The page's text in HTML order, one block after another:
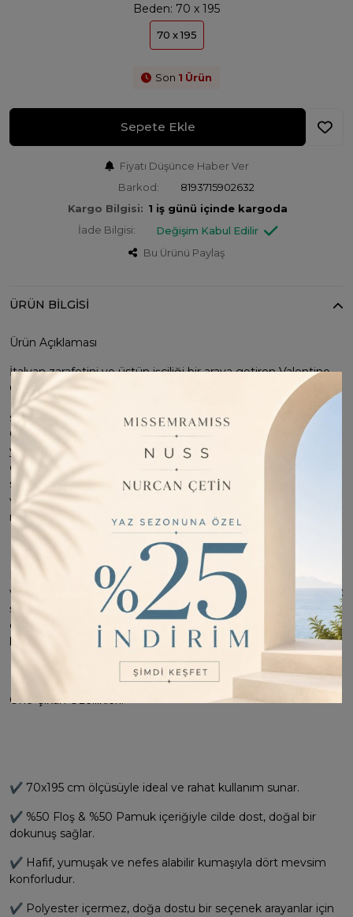
Beden: 70 x 195
70 x 195
Son 1 Ürün
Sepete Ekle
Fiyatı Düşünce Haber Ver
Barkod:
8193715902632
Kargo Bilgisi: 1 iş günü içinde kargoda
İade Bilgisi:
Değişim Kabul Edilir
Bu Ürünü Paylaş
ÜRÜN BILGISI
Ürün Açıklaması
İtalyan zarafetini ve üstün işçiliği bir araya getiren Valentino
Orlandi Siena Motif Desen Şal ,
sofistike tasarımıyla stilinize ayrıcalıklı bir dokunuş katıyor.
Özel dokuma tekniğiyle üretilen bu eşsiz şal, ipeksi
yumuşaklığı ve hafif yapısıyla gün boyu konfor sunarken, lüks
detaylarıyla fark yaratıyor.70x195 cm boyutuyla rahat kullanım
sağlarken, %50 Floş ve %50 Pamuk içerikleriyle cildinize dost
ve doğal bir dokunuş sunar. Yumuşak dokusu, hafifliği ve
nefes alabilir yapısıyla, her mevsimde rahatça kullanabilirsiniz.
Markanın ikonik desenleriyle zenginleştirilen tasarımı, klasik
ve modern kombinlere mükemmel uyum sağlıyor. Zamansız
şıklığıyla Siena Koleksiyonu’nun incelikli estetiğini yansıtan bu
özel parça, dört mevsim rahatlıkla kullanılabilir ve stil sahibi
kadınların vazgeçilmez aksesuarı olmaya aday.
Öne Çıkan Özellikleri:
✔ 70x195 cm ölçüsüyle ideal ve rahat kullanım sunar.
✔ %50 Floş & %50 Pamuk içeriğiyle cilde dost, doğal bir
dokunuş sağlar.
✔ Hafif, yumuşak ve nefes alabilir kumaşıyla dört mevsim
konforludur.
✔ Polyester içermez, doğa dostu bir seçenek arayanlar için